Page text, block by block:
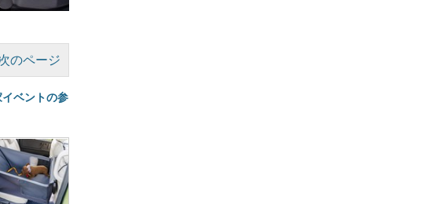
のページ
ベントの参